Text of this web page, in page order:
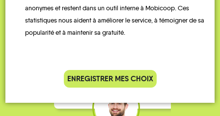
Je vais bosser en train, mais le
parking de la gare est toujours
complet alors j’ai testé Rezo
Stéphane 36 ans
anonymes et restent dans un outil interne à Mobicoop. Ces
statistiques nous aident à améliorer le service, à témoigner de sa
popularité et à maintenir sa gratuité.
ENREGISTRER MES CHOIX